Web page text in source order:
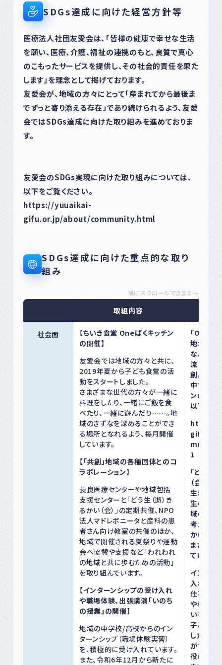
SDGs達成に向けた経営方針等
医療法人社団友愛会は、「皆様の健康で幸せな生活
を願い、医療、介護、福祉の連携のもと、良質で真心
のこもったサービスを提供し、その社会的責任を果た
します」を理念として掲げております。
友愛会が、地域の方々にとって「産まれてから最後ま
でずっと寄り添える存在」であり続けられるよう、友愛
会ではSDGs達成に向けた取り組みを進めておりま
す。
友愛会のSDGs実現に向けた取り組みについては、
以下をご覧ください。
https://yuuaikai-
gifu.or.jp/about/community.html
SDGs達成に向けた重点的な取り
組み
横にスクロールできます→
取組内容
社会面
【ちいき食堂 Oneぱくキッチン
の開催】
友愛会では地域の方々と共に、
2019年夏から子ども食堂の活
動をスタートしました。
さまざまな世代の方々が一緒に
料理をしたり、一緒にご飯を食
べたり、一緒に遊んだり……。地
域のきずなを深めることができ
る場所となれるよう、毎月開催
しています。
【「共創」地域の各種団体とのコ
ラボレーション】
長良医療センターや地域包括
支援センターと「どう生（逝）き
るかい（会）」の定期共催、NPO
法人マドレボニータと産科の患
者さん向け教室の共催のほか、
地域で開催される夏祭りや運動
会へ協賛や支援など「われわれ
の地域と共に歩むための活動」
を取り組んでいます。
【インターンシップの受け入れ
や職場体験、出張講演「いのち
の授業」の開催】
地域の中学校/高校からのイン
ターンシップ（職場体験実習）
を、積極的に受け入れています。
また、令和6年12月から新たに
「Oneぱ
地域にお
などの解
流･多世
創出のた
中です。
ンの開催
以下をご
https://
1
「どう生
（会）」
生き方や
生の締め
域の方々
考えるこ
かけとな
まざまな
ています。
インター
入れでは
仕事の様
や赤ちゃ
いを通じ
子どもた
したり将
ができる
役に立ち